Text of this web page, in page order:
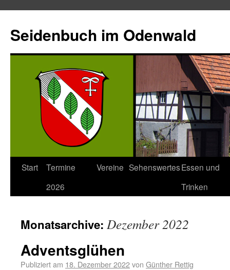
Seidenbuch im Odenwald
Start
Termine
2026
Vereine SehenswertesEssen und
Trinken
Monatsarchive: Dezember 2022
Adventsglühen
Publiziert am 18. Dezember 2022von Günther Rettig